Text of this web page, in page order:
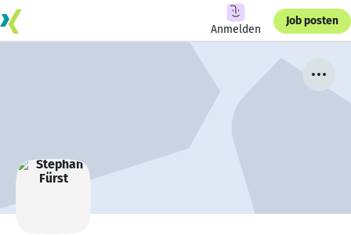
Anmelden
Job posten